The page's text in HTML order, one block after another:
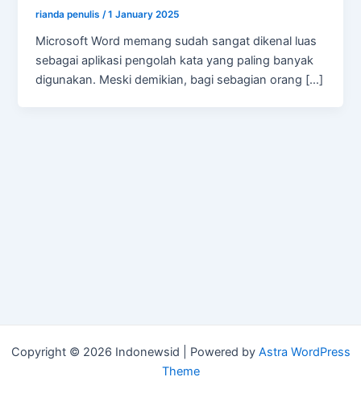
rianda penulis/1 January 2025
Microsoft Word memang sudah sangat dikenal luas
sebagai aplikasi pengolah kata yang paling banyak
digunakan. Meski demikian, bagi sebagian orang […]
Copyright © 2026 Indonewsid | Powered by Astra WordPress
Theme